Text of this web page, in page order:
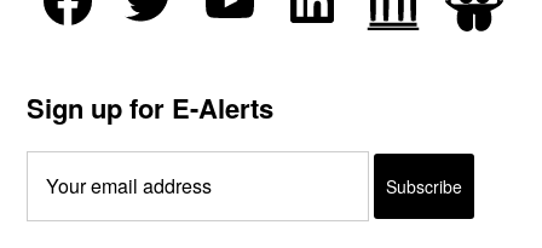
Sign up for E-Alerts